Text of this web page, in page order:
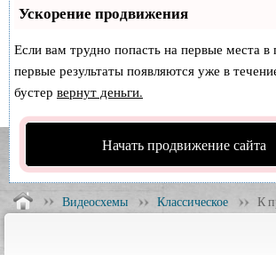
Ускорение продвижения
Если вам трудно попасть на первые места
первые результаты появляются уже в
бустер вернут деньги.
Начать продвижение сайта
Видеосхемы Классическое К